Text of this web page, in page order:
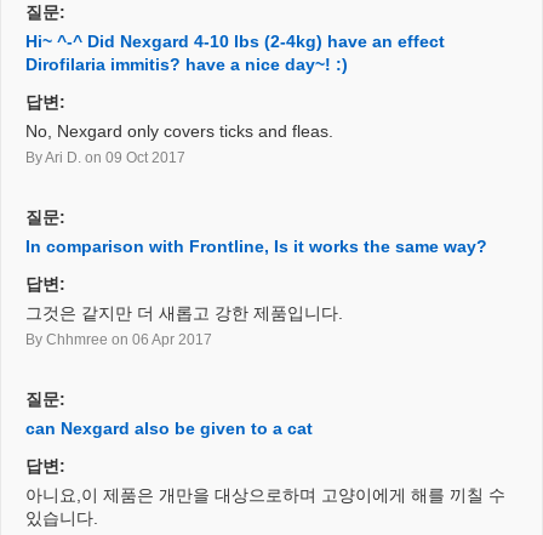
질문:
Hi~ ^-^ Did Nexgard 4-10 lbs (2-4kg) have an effect
Dirofilaria immitis? have a nice day~! :)
답변:
No, Nexgard only covers ticks and fleas.
By Ari D. on 09 Oct 2017
질문:
In comparison with Frontline, Is it works the same way?
답변:
그것은 같지만 더 새롭고 강한 제품입니다.
By Chhmree on 06 Apr 2017
질문:
can Nexgard also be given to a cat
답변:
아니요,이 제품은 개만을 대상으로하며 고양이에게 해를 끼칠 수
있습니다.